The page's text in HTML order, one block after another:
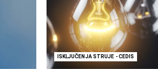
ISKLJUČENJA STRUJE - CEDIS